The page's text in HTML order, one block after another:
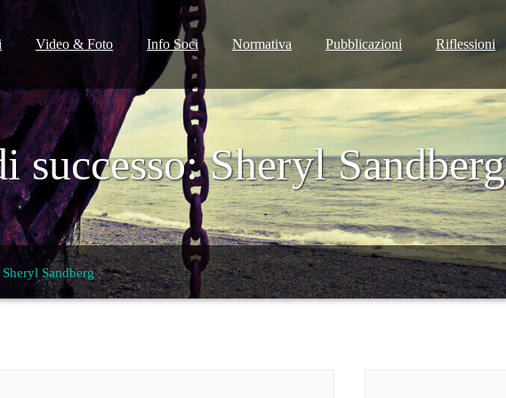
Video & Foto Info Soci Normativa Pubblicazioni Riflessioni
successo: Sheryl Sandberg
Sandberg